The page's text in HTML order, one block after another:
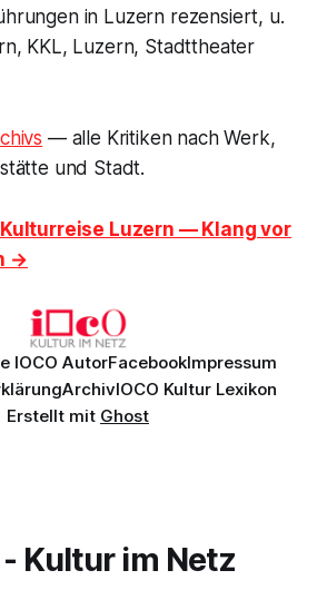
in Luzern rezensiert, u.
KKL, Luzern, Stadttheater
— alle Kritiken nach Werk,
und Stadt.
Kulturreise Luzern — Klang vor
→
IOCO AutorFacebookImpressum
ArchivIOCO Kultur Lexikon
Erstellt mit Ghost
- Kultur im Netz